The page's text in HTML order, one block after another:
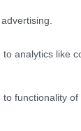
analytics like
functionality of
bellezza
da